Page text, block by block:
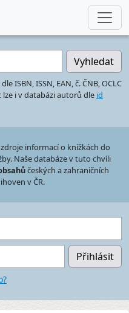
Vyhledat
ISBN, ISSN, EAN, č. ČNB, OCLC
i v databázi autorů dle id
informací o knížkách do
Naše databáze v tuto chvíli
českých a zahraničních
v ČR.
Přihlásit